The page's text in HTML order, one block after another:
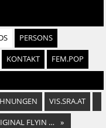
PERSONS
KONTAKT FEM.POP
VIS.SRA.AT
THE ABORIGINAL FLYIN BORSINIS »